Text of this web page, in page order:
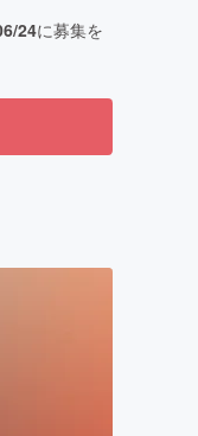
24に募集を